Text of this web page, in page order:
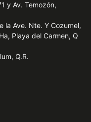
y Av. Temozón,
la Ave. Nte. Y Cozumel,
Playa del Carmen, Q
Q.R.